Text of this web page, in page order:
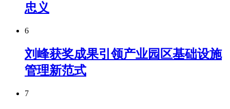
忠义
6
刘峰获奖成果引领产业园区基础设施
管理新范式
7